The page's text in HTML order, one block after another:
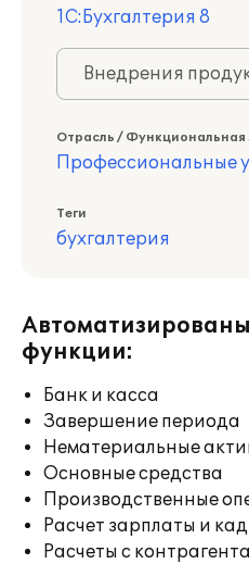
1С:Бухгалтерия 8
Внедрения
Отрасль / Функциональная
Профессиональные
Теги
бухгалтерия
функции:
Банк и касса
Завершение периода
Нематериальные
Основные средства
Производственные
Расчет зарплаты и
Расчеты с